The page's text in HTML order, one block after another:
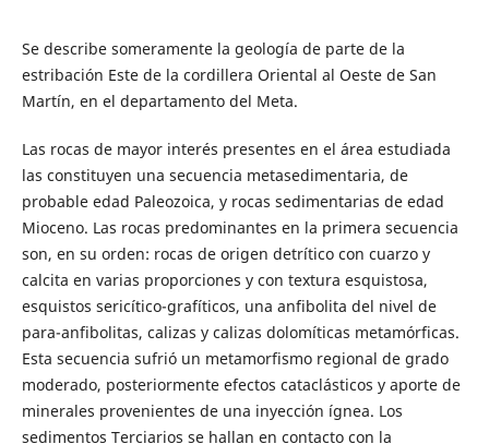
Se describe someramente la geología de parte de la
estribación Este de la cordillera Oriental al Oeste de San
Martín, en el departamento del Meta.
Las rocas de mayor interés presentes en el área estudiada
las constituyen una secuencia metasedimentaria, de
probable edad Paleozoica, y rocas sedimentarias de edad
Mioceno. Las rocas predominantes en la primera secuencia
son, en su orden: rocas de origen detrítico con cuarzo y
calcita en varias proporciones y con textura esquistosa,
esquistos sericítico-grafíticos, una anfibolita del nivel de
para-anfibolitas, calizas y calizas dolomíticas metamórficas.
Esta secuencia sufrió un metamorfismo regional de grado
moderado, posteriormente efectos cataclásticos y aporte de
minerales provenientes de una inyección ígnea. Los
sedimentos Terciarios se hallan en contacto con la